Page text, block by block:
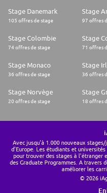
Stage Danemark
105 offres de stage
Stage
97 offres
Stage Colombie
74 offres de stage
Stage
71 offres
Stage Monaco
36 offres de stage
Stage
36 offres
Stage Norvège
20 offres de stage
Stage
18 offres
Avec jusqu'à 1.000 nouveaux
d'Europe. Les étudiants et
pour trouver des stages à l'étranger
des Graduate Programmes. A travers
améliorer les
© 2026